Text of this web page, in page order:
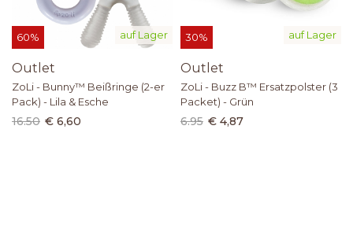
auf Lager
60%
Outlet
ZoLi - Bunny™ Beißringe (2-er
Pack) - Lila & Esche
16.50 € 6,60
auf Lager
30%
Outlet
ZoLi - Buzz B™ Ersatzpolster (3
Packet) - Grün
6.95 € 4,87